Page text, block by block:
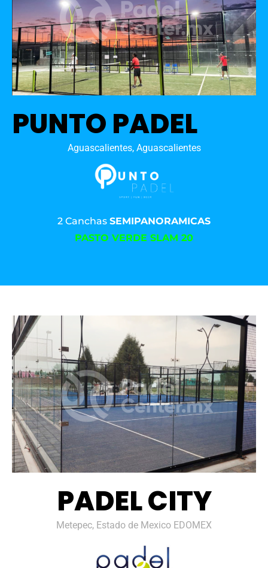
PUNTO PADEL
Aguascalientes, Aguascalientes
2 Canchas SEMIPANORAMICAS
PASTO VERDE SLAM 20
PADEL CITY
Metepec, Estado de Mexico EDOMEX